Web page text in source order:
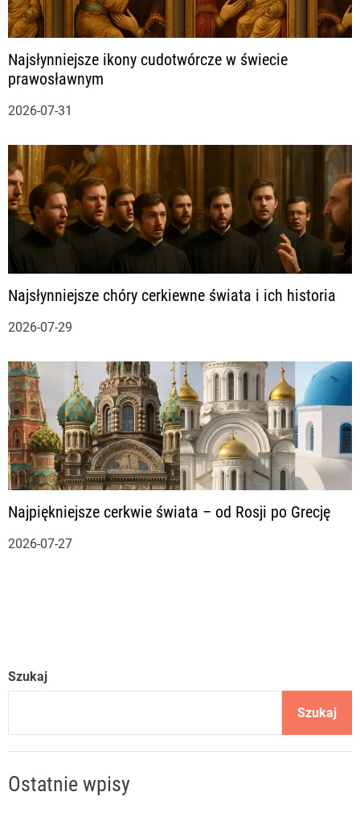
Najsłynniejsze ikony cudotwórcze w świecie
prawosławnym
2026-07-31
Najsłynniejsze chóry cerkiewne świata i ich historia
2026-07-29
Najpiękniejsze cerkwie świata – od Rosji po Grecję
2026-07-27
Szukaj
Szukaj
Ostatnie wpisy